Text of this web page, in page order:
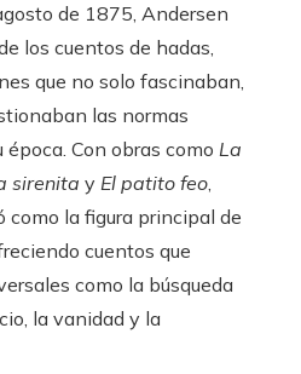
de 1875, Andersen
los cuentos de hadas,
que no solo fascinaban,
las normas
Con obras como La
sirenita y El patito feo,
como la figura principal de
cuentos que
como la búsqueda
la vanidad y la